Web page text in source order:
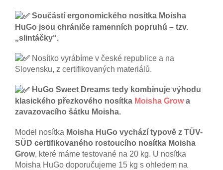
Součástí ergonomického nosítka Moisha
HuGo jsou chrániče ramenních popruhů – tzv.
„slintáčky“.
Nosítko vyrábíme v české republice a na
Slovensku, z certifikovaných materiálů.
HuGo Sweet Dreams tedy kombinuje výhodu
klasického přezkového nosítka Moisha Growa
zavazovacího šátku Moisha.
Model nosítka Moisha HuGo vychází typově z TÜV-
SÜD certifikovaného rostoucího nosítka Moisha
Grow, které máme testované na 20 kg. U nosítka
Moisha HuGo doporučujeme 15 kg s ohledem na